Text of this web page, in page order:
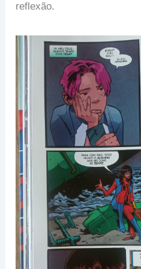
reflexão.